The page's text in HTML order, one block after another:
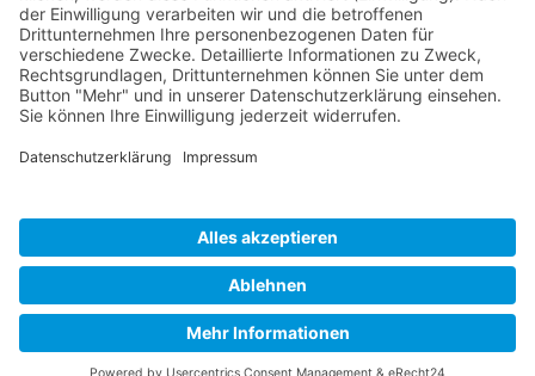
Veranstaltungen
Alle Veranstaltungen
Jobs
Alle Jobs
Kontakt
Impressum